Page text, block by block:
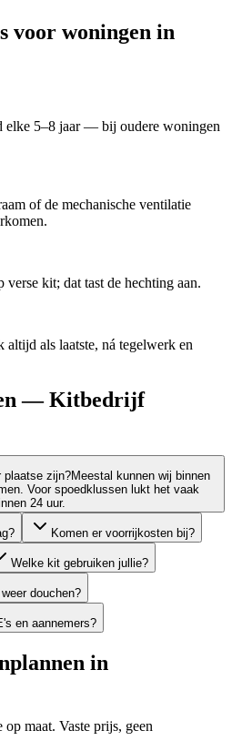
voor woningen in
elke 5–8 jaar — bij oudere woningen
of de mechanische ventilatie
kit; dat tast de hechting aan.
als laatste, ná tegelwerk en
— Kitbedrijf
plaatse zijn?Meestal kunnen wij binnen
Voor spoedklussen lukt het vaak
24 uur.
Komen er voorrijkosten bij?
Welke kit gebruiken jullie?
douchen?
en aannemers?
in
maat. Vaste prijs, geen